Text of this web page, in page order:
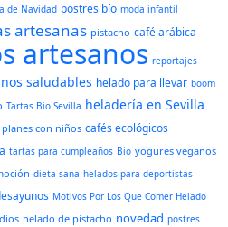
de Navidad postres bío moda infantil
artesanas pistacho café arábica
artesanos reportajes
saludables helado para llevar boom
Tartas Bio Sevilla heladería en Sevilla
planes con niños cafés ecológicos
tartas para cumpleaños Bio yogures veganos
dieta sana helados para deportistas
Motivos Por Los Que Comer Helado
helado de pistacho novedad postres